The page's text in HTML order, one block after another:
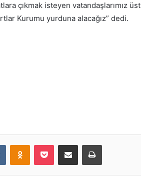
çıkmak isteyen vatandaşlarımız üst
Kurumu yurduna alacağız” dedi.
VKontakteOdnoklassniki
Pocket E-Posta ile paylaş Yazdır